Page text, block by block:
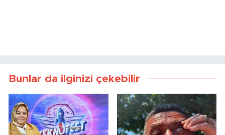
Bunlar da ilginizi çekebilir